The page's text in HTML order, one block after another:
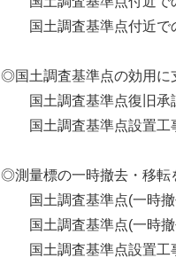
国土調査基準点付近で
◎国土調査基準点の効用に
国土調査基準点復旧承
国土調査基準点設置工
◎測量標の一時撤去・移転
国土調査基準点(一時撤
国土調査基準点(一時撤
国土調査基準点設置工